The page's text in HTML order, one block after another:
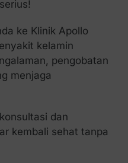
ke Klinik Apollo
kelamin
pengobatan
menjaga
dan
kembali sehat tanpa